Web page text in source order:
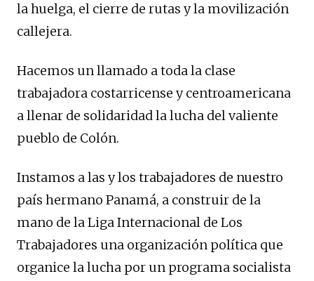
la huelga, el cierre de rutas y la movilización
callejera.
Hacemos un llamado a toda la clase
trabajadora costarricense y centroamericana
a llenar de solidaridad la lucha del valiente
pueblo de Colón.
Instamos a las y los trabajadores de nuestro
país hermano Panamá, a construir de la
mano de la Liga Internacional de Los
Trabajadores una organización política que
organice la lucha por un programa socialista